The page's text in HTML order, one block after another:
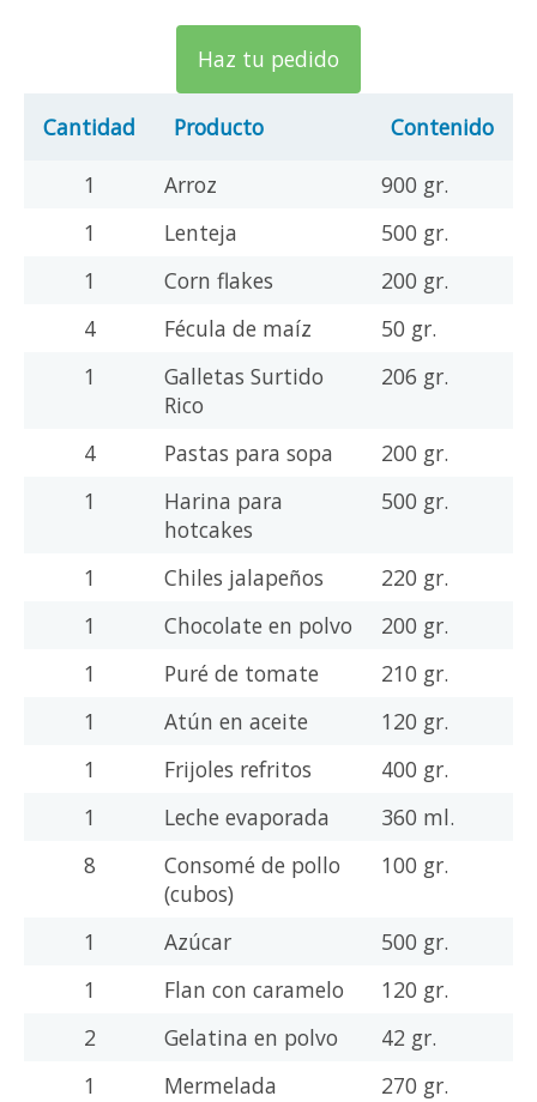
Haz tu pedido
Cantidad Producto
Contenido
1
Arroz
900 gr.
1
Lenteja
500 gr.
1
Corn flakes
200 gr.
4
Fécula de maíz
50 gr.
1
Galletas Surtido
Rico
206 gr.
4 Pastas para sopa
200 gr.
1
Harina para
hotcakes
500 gr.
1 Chiles jalapeños
220 gr.
1
Chocolate en polvo
200 gr.
1
Puré de tomate
210 gr.
1
Atún en aceite
120 gr.
1
Frijoles refritos
400 gr.
1
Leche evaporada
360 ml.
8
Consomé de pollo
(cubos)
100 gr.
1 Azúcar
500 gr.
1
Flan con caramelo
120 gr.
2
Gelatina en polvo
42 gr.
1
Mermelada
270 gr.